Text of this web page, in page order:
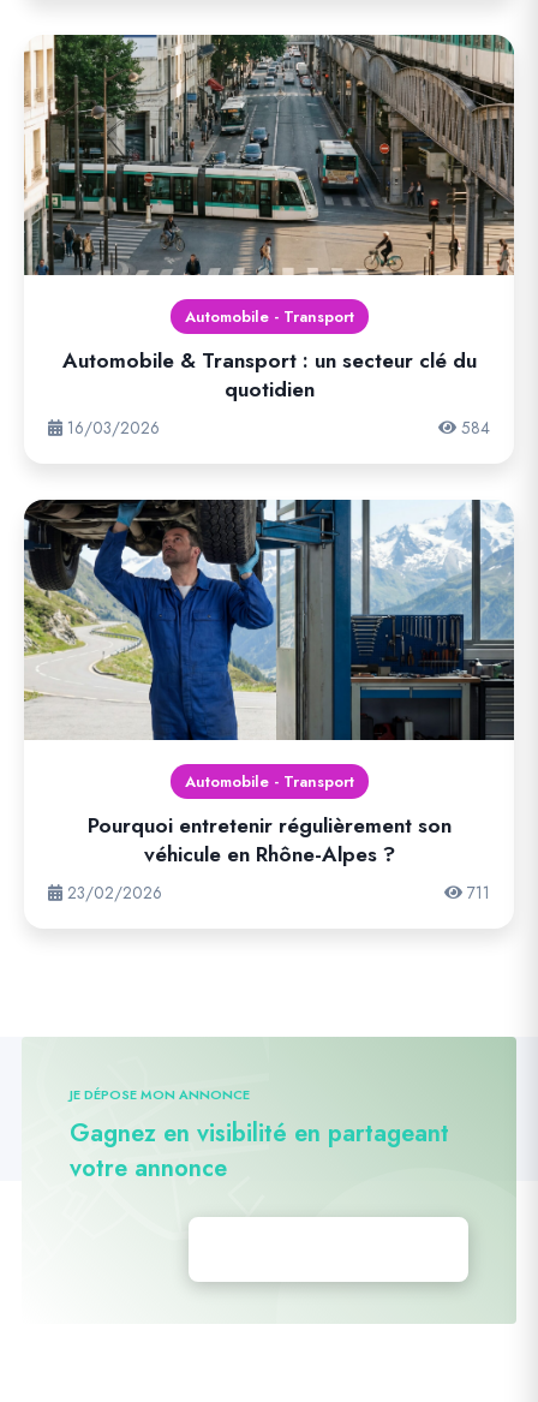
Automobile - Transport
Automobile & Transport : un secteur clé du
quotidien
16/03/2026 584
Automobile - Transport
Pourquoi entretenir régulièrement son
véhicule en Rhône-Alpes ?
23/02/2026 711
JE DÉPOSE MON ANNONCE
Gagnez en visibilité en partageant
votre annonce